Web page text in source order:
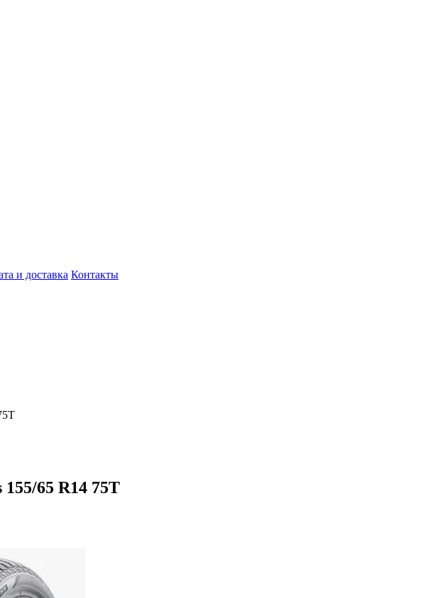
и доставка Контакты
65 R14 75T